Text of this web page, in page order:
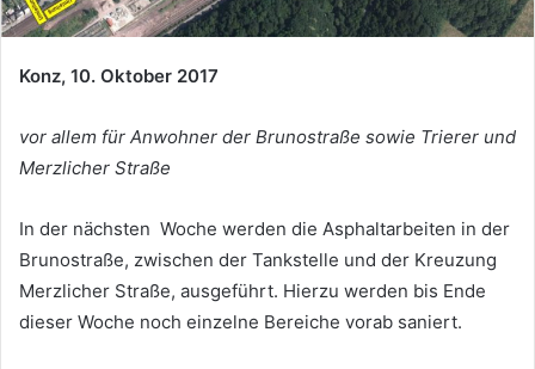
Konz, 10. Oktober 2017
vor allem für Anwohner der Brunostraße sowie Trierer und
Merzlicher Straße
In der nächsten Woche werden die Asphaltarbeiten in der
Brunostraße, zwischen der Tankstelle und der Kreuzung
Merzlicher Straße, ausgeführt. Hierzu werden bis Ende
dieser Woche noch einzelne Bereiche vorab saniert.